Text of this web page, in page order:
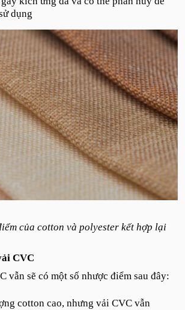
dụng
của cotton và polyester kết hợp lại
CVC
vẫn sẽ có một số nhược điểm sau đây:
cotton cao, nhưng vải CVC vẫn